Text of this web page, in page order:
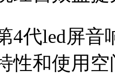
4代led屏
性和使用